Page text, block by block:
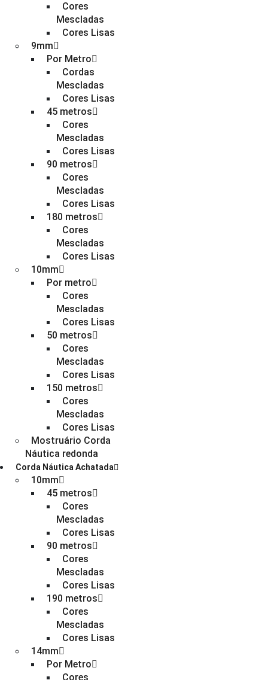
Cores
Mescladas
Cores Lisas
9mm
Por Metro
Cordas
Mescladas
Cores Lisas
45 metros
Cores
Mescladas
Cores Lisas
90 metros
Cores
Mescladas
Cores Lisas
180 metros
Cores
Mescladas
Cores Lisas
10mm
Por metro
Cores
Mescladas
Cores Lisas
50 metros
Cores
Mescladas
Cores Lisas
150 metros
Cores
Mescladas
Cores Lisas
Mostruário Corda
Náutica redonda
Corda Náutica Achatada
10mm
45 metros
Cores
Mescladas
Cores Lisas
90 metros
Cores
Mescladas
Cores Lisas
190 metros
Cores
Mescladas
Cores Lisas
14mm
Por Metro
Cores